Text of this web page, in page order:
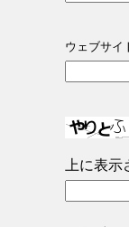
ウェブサイ
上に表示